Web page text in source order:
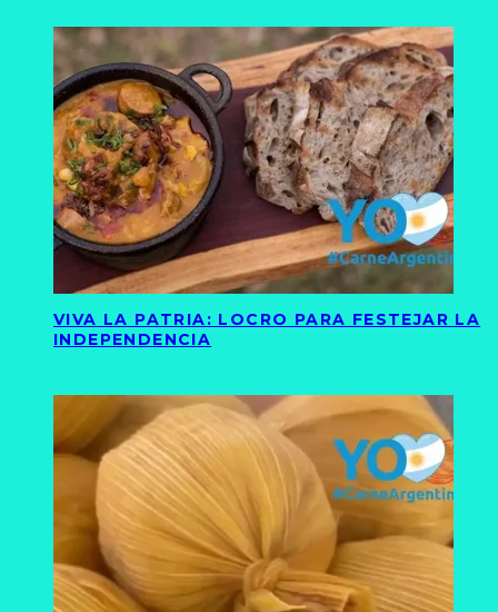
VIVA LA PATRIA: LOCRO PARA FESTEJAR LA
INDEPENDENCIA